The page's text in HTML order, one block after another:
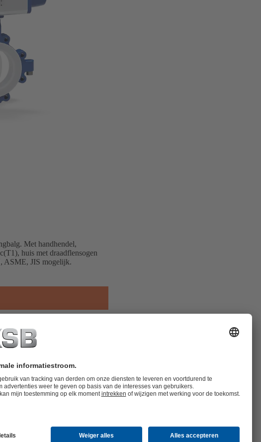
Met handhendel,
huis met draadflensogen
ASME, JIS mogelijk.